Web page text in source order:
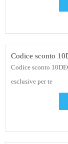
Codice sconto
Codice sconto
esclusive per te